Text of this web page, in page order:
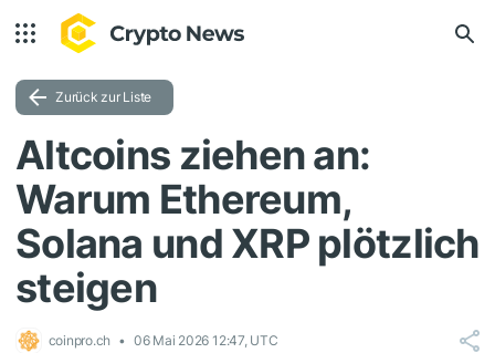
Zurück zur Liste
Altcoins ziehen an:
Warum Ethereum,
Solana und XRP plötzlich
steigen
coinpro.ch 06 Mai 2026 12:47, UTC